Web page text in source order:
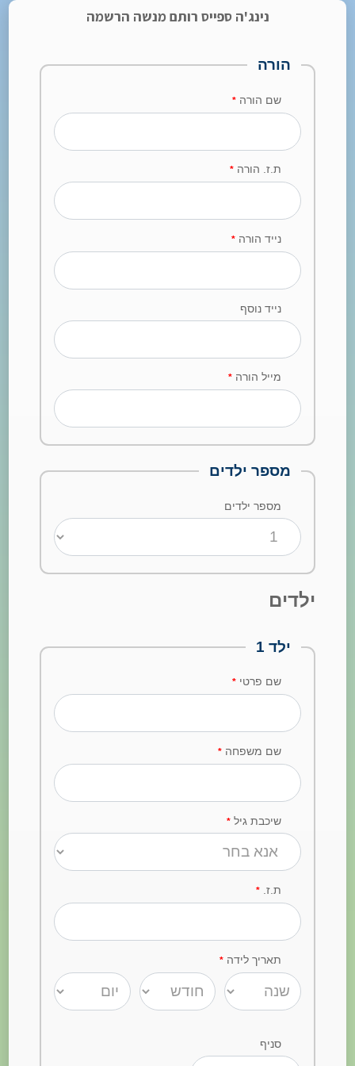
נינג'ה ספייס רותם מנשה הרשמה
הורה
שם הורה*
ת.ז. הורה*
נייד הורה*
נייד נוסף
מייל הורה*
מספר ילדים
מספר ילדים
ילדים
ילד 1
שם פרטי*
שם משפחה*
שיכבת גיל*
ת.ז.*
תאריך לידה*
סניף